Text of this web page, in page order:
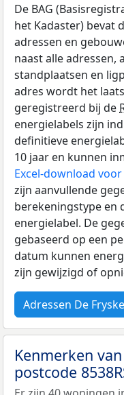
De BAG
het Kadaster) bevat
adressen en
naast alle adressen,
standplaatsen en
adres wordt het
geregistreerd bij de
energielabels zijn
definitieve
10 jaar en kunnen
Excel-download
zijn aanvullende
berekeningstype en
energielabel. De
gebaseerd op een
datum kunnen
zijn gewijzigd of
Adressen De
Kenmerken
postcode